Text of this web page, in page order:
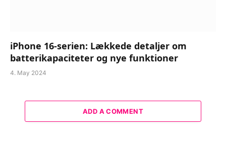
iPhone 16-serien: Lækkede detaljer om
batterikapaciteter og nye funktioner
4. May 2024
ADD A COMMENT